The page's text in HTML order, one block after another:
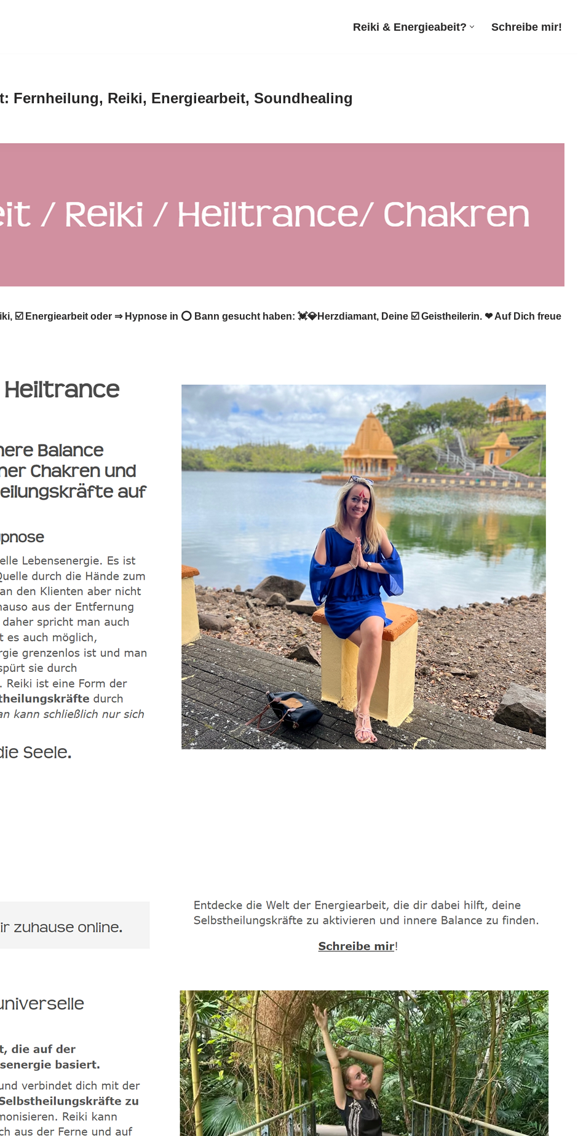
Reiki & Energieabeit? Schreibe mir!
Fernheilung, Reiki, Energiearbeit, Soundhealing
☑️ Energiearbeit oder ⇒ Hypnose in ⭕ Bann gesucht haben: 💓️💎Herzdiamant, Deine ☑️ Geistheilerin. ❤ Auf Dich freue